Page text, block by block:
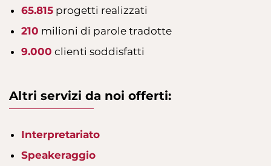
65.815 progetti realizzati
210 milioni di parole tradotte
9.000 clienti soddisfatti
Altri servizi da noi offerti:
Interpretariato
Speakeraggio